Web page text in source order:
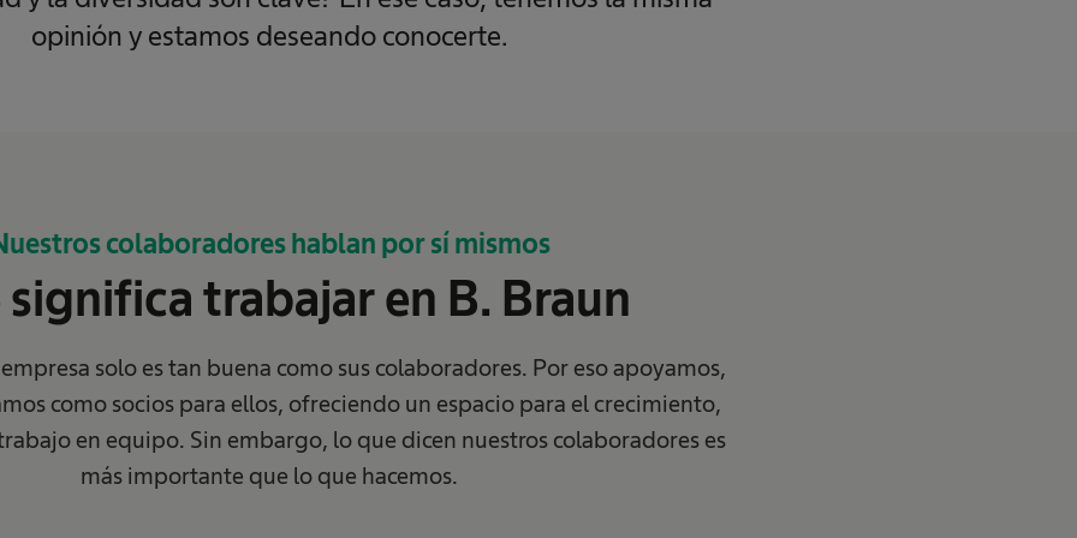
opinión y estamos deseando conocerte.
colaboradores hablan por sí mismos
significa trabajar en B. Braun
solo es tan buena como sus colaboradores. Por eso apoyamos,
como socios para ellos, ofreciendo un espacio para el crecimiento,
en equipo. Sin embargo, lo que dicen nuestros colaboradores es
más importante que lo que hacemos.